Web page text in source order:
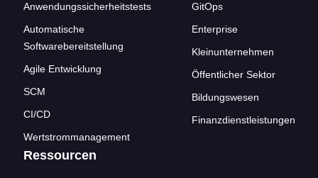
Anwendungssicherheitstests
Automatische
Softwarebereitstellung
Agile Entwicklung
SCM
CI/CD
Wertstrommanagement
GitOps
Enterprise
Kleinunternehmen
Öffentlicher Sektor
Bildungswesen
Finanzdienstleistungen
Ressourcen